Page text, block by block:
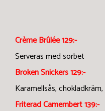
Crème Brûlée 129:-
Serveras med sorbet
Broken Snickers 129:-
Karamellsås,
Friterad Camembert 139:-